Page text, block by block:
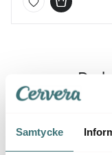
Samtycke
Du